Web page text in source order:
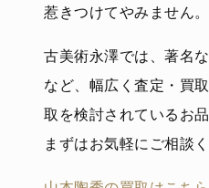
惹きつけてやみません。
古美術永澤では、著名
など、幅広く査定・買
取を検討されているお
まずはお気軽にご相談く